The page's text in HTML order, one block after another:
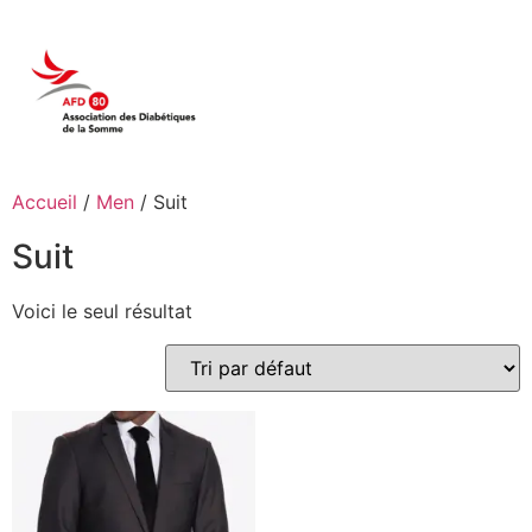
Accueil / Men / Suit
Suit
Voici le seul résultat